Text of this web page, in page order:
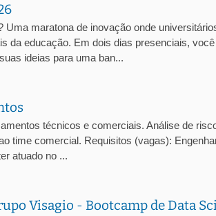
Uma maratona de inovação onde
da educação. Em dois dias presenciais,
ideias para uma ban...
técnicos e comerciais. Análise de
time comercial. Requisitos (vagas):
atuado no ...
Visagio - Bootcamp de Data